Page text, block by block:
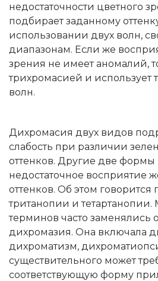
недостаточности цветного
подбирает заданному оттенку соответствие
использовании двух волн,
диапазонам. Если же восприятие цветного
зрения не имеет аномалий,
трихромасией и использует три, а не два вида
волн.
Дихромасия двух видов
слабость при различии
оттенков. Другие две формы
недостаточное восприятие
оттенков. Об этом
тританопии и тетартанопии. Множество
терминов часто заменялись
дихромазия. Она включала дихромопсию,
дихроматизм,
существительного может требовать
соответствующую форму